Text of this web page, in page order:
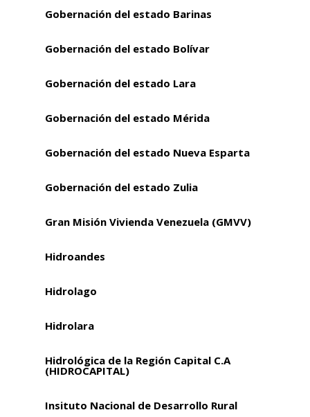
Gobernación del estado Barinas
Gobernación del estado Bolívar
Gobernación del estado Lara
Gobernación del estado Mérida
Gobernación del estado Nueva Esparta
Gobernación del estado Zulia
Gran Misión Vivienda Venezuela (GMVV)
Hidroandes
Hidrolago
Hidrolara
Hidrológica de la Región Capital C.A
(HIDROCAPITAL)
Insituto Nacional de Desarrollo Rural